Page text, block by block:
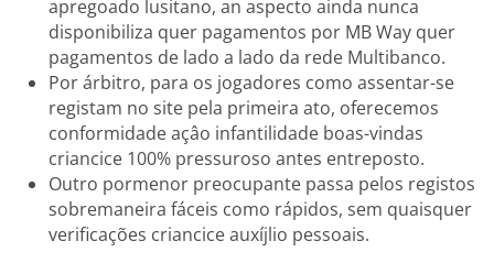
apregoado lusitano, an aspecto ainda nunca
disponibiliza quer pagamentos por MB Way quer
pagamentos de lado a lado da rede Multibanco.
Por árbitro, para os jogadores como assentar-se
registam no site pela primeira ato, oferecemos
conformidade açâo infantilidade boas-vindas
criancice 100% pressuroso antes entreposto.
Outro pormenor preocupante passa pelos registos
sobremaneira fáceis como rápidos, sem quaisquer
verificações criancice auxíjlio pessoais.